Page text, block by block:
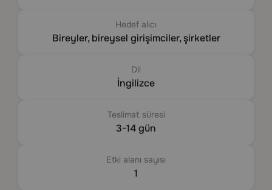
Hedef alıcı
Bireyler, bireysel girişimciler, şirketler
Dil
İngilizce
Teslimat süresi
3-14 gün
Etki alanı sayısı
1